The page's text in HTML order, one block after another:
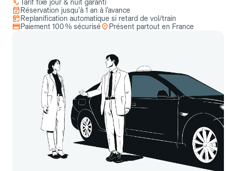
Tarif fixe jour & nuit garanti
Réservation jusqu’à 1 an à l’avance
Replanification automatique si retard de vol/train
Paiement 100 % sécurisé
Présent partout en France